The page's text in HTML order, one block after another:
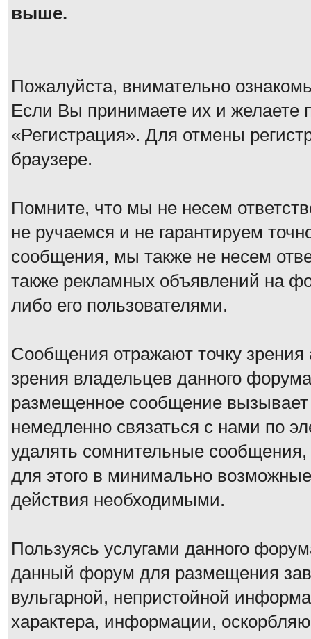
выше.
Пожалуйста, внимательно
Если Вы принимаете их и желаете
«Регистрация». Для отмены
браузере.
Помните, что мы не несем
не ручаемся и не гарантируем
сообщения, мы также не несем
также рекламных объявлений на
либо его пользователями.
Сообщения отражают точку зрения
зрения владельцев данного
размещенное сообщение вызывает
немедленно связаться с нами по
удалять сомнительные
для этого в минимально
действия необходимыми.
Пользуясь услугами данного
данный форум для размещения
вульгарной, непристойной
характера, информации,